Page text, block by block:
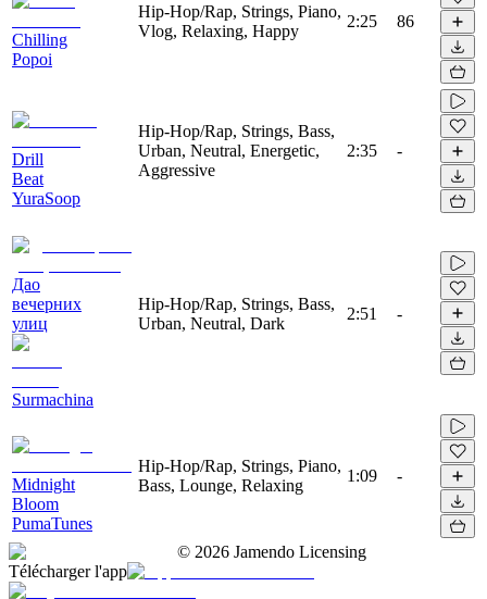
Chilling
Popoi
Hip-Hop/Rap, Strings, Piano,
Vlog, Relaxing, Happy
2:25 86
Drill
Beat
YuraSoop
Hip-Hop/Rap, Strings, Bass,
Urban, Neutral, Energetic,
Aggressive
2:35 -
Дао
вечерних
улиц
Surmachina
Hip-Hop/Rap, Strings, Bass,
Urban, Neutral, Dark
2:51 -
Midnight
Bloom
PumaTunes
Hip-Hop/Rap, Strings, Piano,
Bass, Lounge, Relaxing
1:09 -
© 2026 Jamendo Licensing
Télécharger l'app